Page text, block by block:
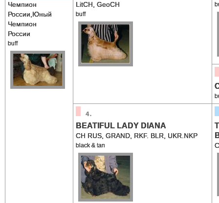
Чемпион
России,Юный
Чемпион
России
buff
LitCH, GeoCH
buff
BEATIFUL LADY DIANA
CH RUS, GRAND, RKF. BLR, UKR.NKP
black & tan